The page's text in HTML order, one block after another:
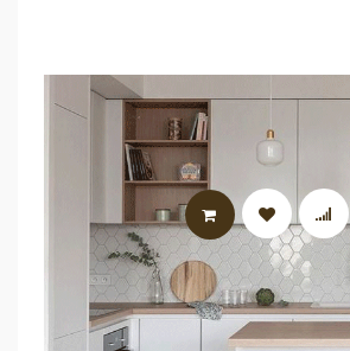
LIRE LA SUITE